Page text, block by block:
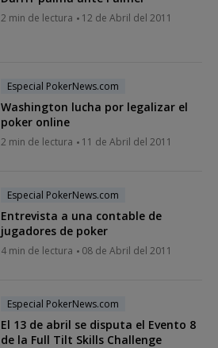
2 min de lectura 12 de Abril del 2011
Especial PokerNews.com
Washington lucha por legalizar el
poker online
2 min de lectura 11 de Abril del 2011
Especial PokerNews.com
Entrevista a una contable de
jugadores de poker
4 min de lectura 08 de Abril del 2011
Especial PokerNews.com
El 13 de abril se disputa el Evento 8
de la Full Tilt Skills Challenge